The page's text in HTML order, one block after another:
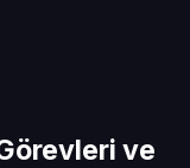
ve